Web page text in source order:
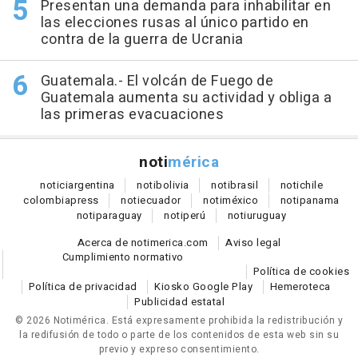
Presentan una demanda para inhabilitar en
las elecciones rusas al único partido en
contra de la guerra de Ucrania
Guatemala.- El volcán de Fuego de
Guatemala aumenta su actividad y obliga a
las primeras evacuaciones
notimérica
noticiargentina notibolivia notibrasil notichile
colombiapress notiecuador notiméxico notipanama
notiparaguay notiperú notiuruguay
Acerca de notimerica.com
Aviso legal
Cumplimiento normativo
Política de cookies
Política de privacidad
Kiosko Google Play
Hemeroteca
Publicidad estatal
© 2026 Notimérica. Está expresamente prohibida la redistribución y
la redifusión de todo o parte de los contenidos de esta web sin su
previo y expreso consentimiento.